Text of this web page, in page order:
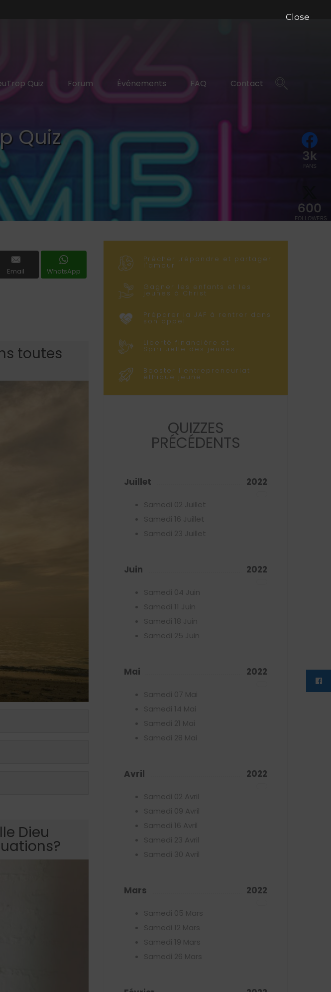
Quiz Forum Événements FAQ Contact
Quiz
Email WhatsApp
toutes
Dieu
Prêcher ,répandre et partager
l'amour
Gagner les enfants et les
jeunes à Christ
Préparer la JAF à rentrer dans
son appel
Liberté financière et
Spirituelle des jeunes
Booster l'entrepreneuriat
éthique jeune
QUIZZES
PRÉCÉDENTS
Juillet 2022
Samedi 02 Juillet
Samedi 16 Juillet
Samedi 23 Juillet
Juin 2022
Samedi 04 Juin
Samedi 11 Juin
Samedi 18 Juin
Samedi 25 Juin
Mai 2022
Samedi 07 Mai
Samedi 14 Mai
Samedi 21 Mai
Samedi 28 Mai
Avril 2022
Samedi 02 Avril
Samedi 09 Avril
Samedi 16 Avril
Samedi 23 Avril
Samedi 30 Avril
Mars 2022
Samedi 05 Mars
Samedi 12 Mars
Samedi 19 Mars
Samedi 26 Mars
3k
FANS
600
FOLLOWERS
Close